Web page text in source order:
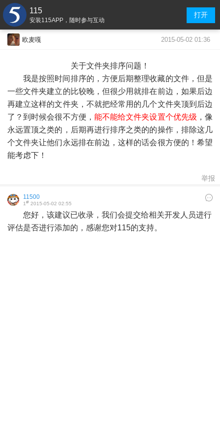
115
安装115APP，随时参与互动
打开
欧麦嘎 2015-05-02 01:36
关于文件夹排序问题！
我是按照时间排序的，方便后期整理收藏的文件，但是
一些文件夹建立的比较晚，但很少用就排在前边，如果后边
再建立这样的文件夹，不就把经常用的几个文件夹顶到后边
了？到时候会很不方便， 能不能给文件夹设置个优先级 ，像
永远置顶之类的，后期再进行排序之类的的操作，排除这几
个文件夹让他们永远排在前边，这样的话会很方便的！希望
能考虑下！
举报
11500
1# 2015-05-02 02:55
您好，该建议已收录，我们会提交给相关开发人员进行
评估是否进行添加的，感谢您对115的支持。